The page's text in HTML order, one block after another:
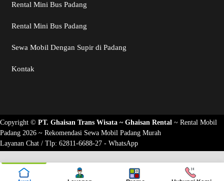
Rental Mini Bus Padang
Rental Mini Bus Padang
Sewa Mobil Dengan Supir di Padang
Kontak
Copyright © PT. Ghaisan Trans Wisata ~ Ghaisan Rental ~ Rental Mobil
Padang 2026 ~ Rekomendasi Sewa Mobil Padang Murah
Layanan Chat / Tlp: 62811-6688-27 - WhatsApp